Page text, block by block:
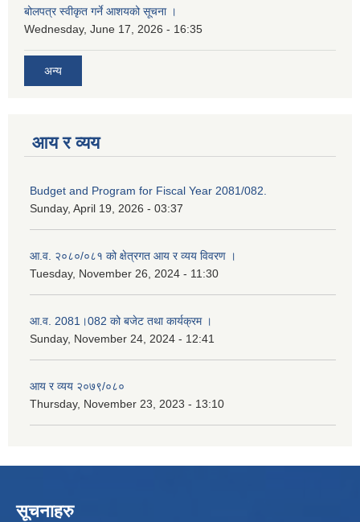
बोलपत्र स्वीकृत गर्ने आशयको सूचना ।
Wednesday, June 17, 2026 - 16:35
अन्य
आय र व्यय
Budget and Program for Fiscal Year 2081/082.
Sunday, April 19, 2026 - 03:37
आ.व. २०८०/०८१ को क्षेत्रगत आय र व्यय विवरण ।
Tuesday, November 26, 2024 - 11:30
आ.व. 2081।082 को बजेट तथा कार्यक्रम ।
Sunday, November 24, 2024 - 12:41
आय र व्यय २०७९/०८०
Thursday, November 23, 2023 - 13:10
सूचनाहरु